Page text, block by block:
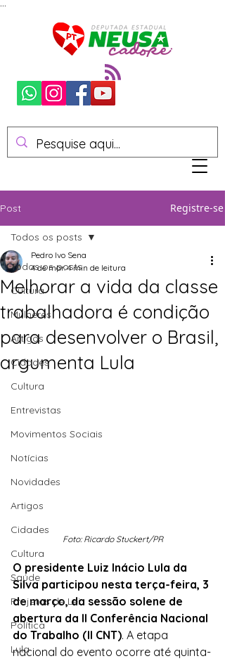
Post Registre-se
Todos os posts
Cultura
Mulheres
Artigos
Cidades
Cultura
Entrevistas
Movimentos Sociais
Notícias
Novidades
Artigos
Cidades
Cultura
Saúde
Projetos de Lei
Política
Lula
Todos os posts
Melhorar a vida da classe
trabalhadora é condição
para desenvolver o Brasil,
argumenta Lula
Pedro Ivo Sena
4 de mar.4 min de leitura
Foto: Ricardo Stuckert/PR
O presidente Luiz Inácio Lula da
Silva participou nesta terça-feira, 3
de março, da sessão solene de
abertura da II Conferência Nacional
do Trabalho (II CNT). A etapa
nacional do evento ocorre até quinta-